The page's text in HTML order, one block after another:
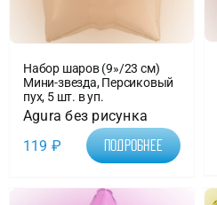
Набор шаров (9»/23 см)
Мини-звезда, Персиковый
пух, 5 шт. в уп.
Agura без рисунка
119 ₽ Подробнее